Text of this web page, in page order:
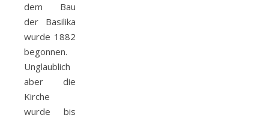
dem Bau
der Basilika
wurde 1882
begonnen.
Unglaublich
aber die
Kirche
wurde bis